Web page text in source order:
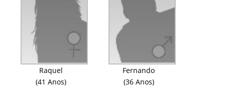
Raquel
(41 Anos)
Fernando
(36 Anos)